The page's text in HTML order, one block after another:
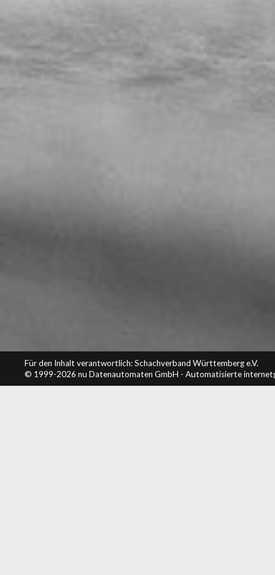
Für den Inhalt verantwortlich: Schachverband Württemberg e.V.
© 1999-2026 nu Datenautomaten GmbH - Automatisierte